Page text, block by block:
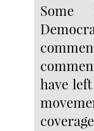
Some
have